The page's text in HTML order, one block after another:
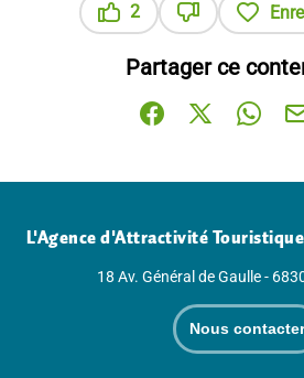
2
Partager ce
Partager surPartager sur
L'Agence d'Attractivité
18 Av. Général de Gaulle -
Nous contacter